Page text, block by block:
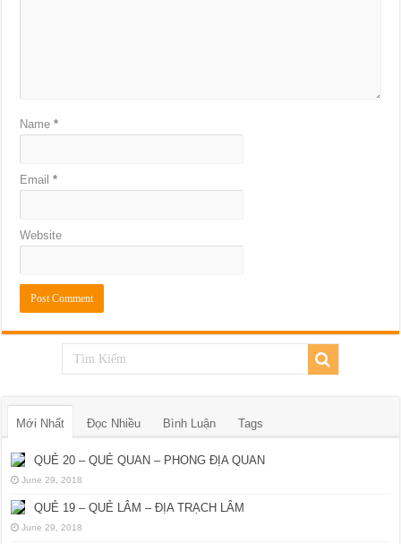
Name*
Email*
Website
Mới Nhất Đọc Nhiều Bình Luận Tags
QUẺ 20 – QUẺ QUAN – PHONG ĐỊA QUAN
June 29, 2018
QUẺ 19 – QUẺ LÂM – ĐỊA TRẠCH LÂM
June 29, 2018